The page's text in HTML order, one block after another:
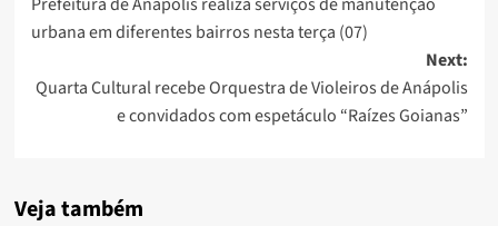
navigation
urbana em diferentes bairros nesta terça (07)
Next:
Quarta Cultural recebe Orquestra de Violeiros de Anápolis
e convidados com espetáculo “Raízes Goianas”
Veja também